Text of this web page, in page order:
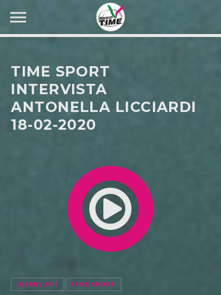
CERCA NEL SITO WEB:
TIME SPORT
INTERVISTA
ANTONELLA LICCIARDI
18-02-2020
INTERVISTE TIME SPORT